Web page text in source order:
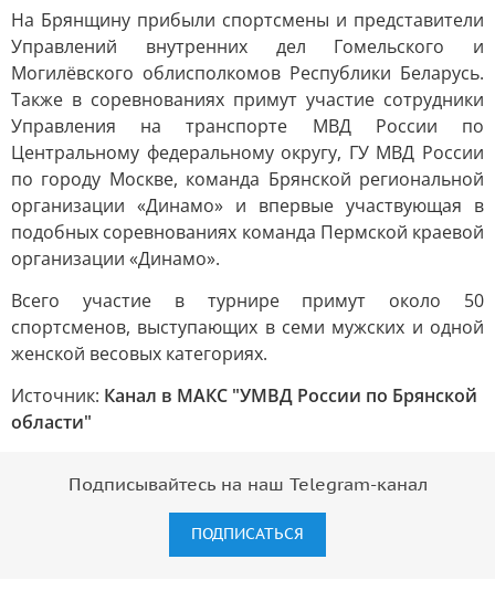
На Брянщину прибыли спортсмены и представители
Управлений внутренних дел Гомельского и
Могилёвского облисполкомов Республики Беларусь.
Также в соревнованиях примут участие сотрудники
Управления на транспорте МВД России по
Центральному федеральному округу, ГУ МВД России
по городу Москве, команда Брянской региональной
организации «Динамо» и впервые участвующая в
подобных соревнованиях команда Пермской краевой
организации «Динамо».
Всего участие в турнире примут около 50
спортсменов, выступающих в семи мужских и одной
женской весовых категориях.
Источник: Канал в МАКС "УМВД России по Брянской
области"
Подписывайтесь на наш Telegram-канал
ПОДПИСАТЬСЯ